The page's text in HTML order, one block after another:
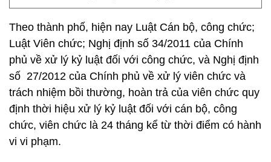
Theo thành phố, hiện nay Luật Cán bộ, công chức;
Luật Viên chức; Nghị định số 34/2011 của Chính
phủ về xử lý kỷ luật đối với công chức, và Nghị định
số 27/2012 của Chính phủ về xử lý viên chức và
trách nhiệm bồi thường, hoàn trả của viên chức quy
định thời hiệu xử lý kỷ luật đối với cán bộ, công
chức, viên chức là 24 tháng kể từ thời điểm có hành
vi vi phạm.